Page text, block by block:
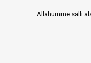
Allahümme salli